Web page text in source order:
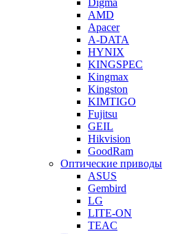
Digma
AMD
Apacer
A-DATA
HYNIX
KINGSPEC
Kingmax
Kingston
KIMTIGO
Fujitsu
GEIL
Hikvision
GoodRam
Оптические приводы
ASUS
Gembird
LG
LITE-ON
TEAC